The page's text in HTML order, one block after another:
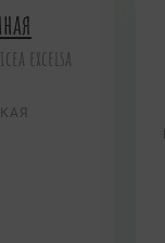
excelsa